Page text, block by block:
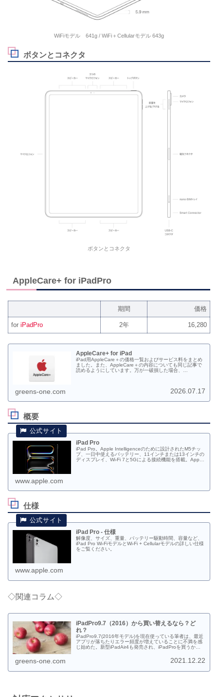
WiFiモデル 641g / WiFi＋Cellularモデル 643g
ボタンとコネクタ
ボタンとコネクタ
AppleCare+ for iPadPro
期間 価格
for iPadPro 2年 16,280
AppleCare+ for iPad
iPad用AppleCare＋の価格一覧およびサービス料をまとめ
ました。また、AppleCare＋の内容についても同じ記事で
読めるようにしています。万が一破損した場合、
greens-one.com 2026.07.17
概要
iPad Pro
iPad Pro。Apple Intelligenceのために設計されたM5チッ
プ、一日中使えるバッテリー、11インチまたは13インチの
ディスプレイ、Wi-Fi 7と5Gによる接続機能を搭載。Apple
www.apple.com
仕様
iPad Pro - 仕様
解像度、サイズ、重量、バッテリー駆動時間、容量など、
iPad Pro Wi-FiモデルとWi-Fi + Cellularモデルの詳しい仕様
をご覧ください。
www.apple.com
◇関連コラム◇
iPadPro9.7（2016）から買い替えるなら？ど
れ？
iPadPro9.7(2016年モデル)を現在使っている筆者は、最近
アプリが落ちたりエラー頻度が増えていることに不満を感
じ始めた。新型iPadAir4も発売され、iPadProを買うか
良いモデルへの買い替えを記事にしています。
greens-one.com 2021.12.22